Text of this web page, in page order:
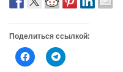
Поделиться ссылкой:
Н
а
Н
а